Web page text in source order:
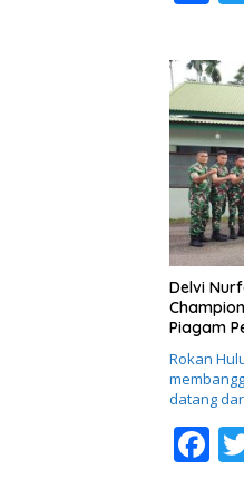
e
b
o
o
k
Delvi
Piagam
Rokan
datang
F